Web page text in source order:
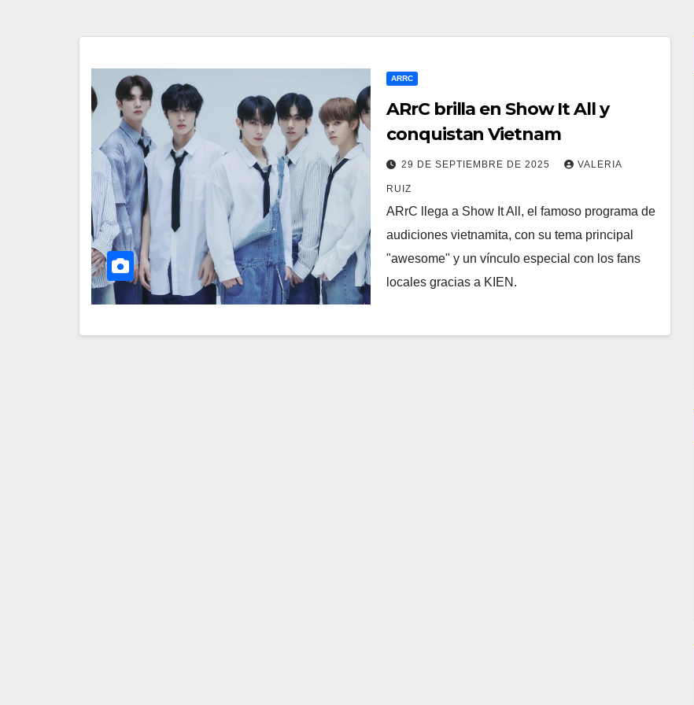
ARRC
ARrC brilla en Show It All y
conquistan Vietnam
29 DE SEPTIEMBRE DE 2025 VALERIA
RUIZ
ARrC llega a Show It All, el famoso programa de
audiciones vietnamita, con su tema principal
"awesome" y un vínculo especial con los fans
locales gracias a KIEN.